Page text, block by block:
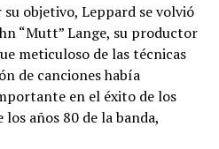
objetivo, Leppard se volvió
“Mutt” Lange, su productor
meticuloso de las técnicas
de canciones había
en el éxito de los
años 80 de la banda,